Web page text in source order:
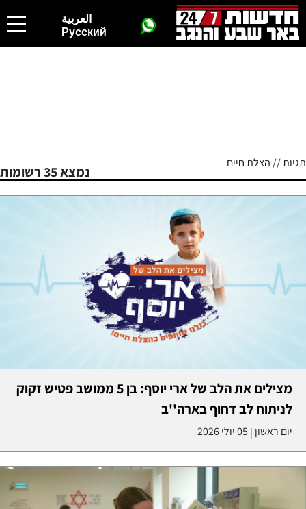
العربية
Русский
תגיות // הצלת חיים
נמצא 35 רשומות
מצילים את הלב של ארי יוסף: בן 5 ממושב פטיש זקוק
לניתוח לב דחוף בארה''ב
יום ראשון | 05 יולי 2026